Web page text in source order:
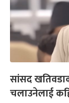
सांसद
चलाउनेलाई